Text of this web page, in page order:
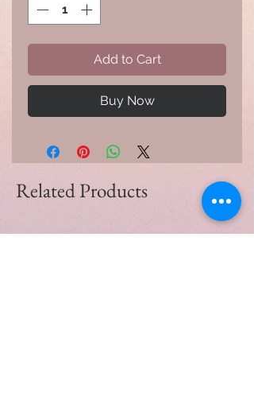
Add to Cart
Buy Now
Related Products